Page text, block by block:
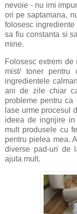
nevoie - nu imi
ori pe saptamana,
folosesc
sa fiu constanta si
mine.
Folosesc extrem
mist/ toner
ingredientele
ani de zile chiar
probleme pentru
lase urme procesul
ideea de ingrijire
mult produsele cu
pentru pielea mea.
diverse pad-uri de
ajuta mult.